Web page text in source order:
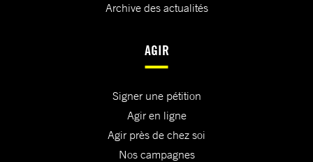
Archive des actualités
AGIR
Signer une pétition
Agir en ligne
Agir près de chez soi
Nos campagnes